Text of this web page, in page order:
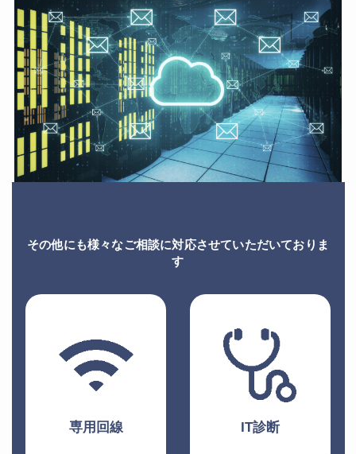
その他にも様々なご相談に対応させていただいておりま
す
専用回線 IT診断